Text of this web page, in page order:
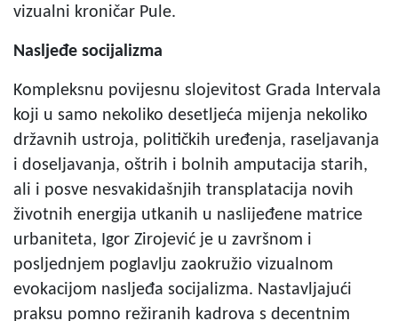
vizualni kroničar Pule.
Nasljeđe socijalizma
Kompleksnu povijesnu slojevitost Grada Intervala
koji u samo nekoliko desetljeća mijenja nekoliko
državnih ustroja, političkih uređenja, raseljavanja
i doseljavanja, oštrih i bolnih amputacija starih,
ali i posve nesvakidašnjih transplatacija novih
životnih energija utkanih u naslijeđene matrice
urbaniteta, Igor Zirojević je u završnom i
posljednjem poglavlju zaokružio vizualnom
evokacijom nasljeđa socijalizma. Nastavljajući
praksu pomno režiranih kadrova s decentnim